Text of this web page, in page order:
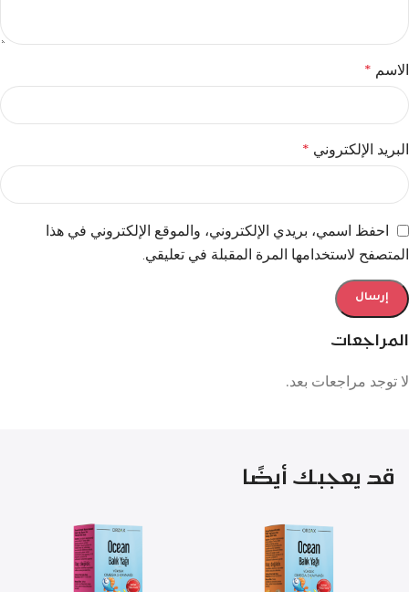
المراجعات
لا توجد مراجعات بعد.
الاسم *
البريد الإلكتروني *
احفظ اسمي، بريدي الإلكتروني، والموقع الإلكتروني في هذا
المتصفح لاستخدامها المرة المقبلة في تعليقي.
قد يعجبك أيضًا